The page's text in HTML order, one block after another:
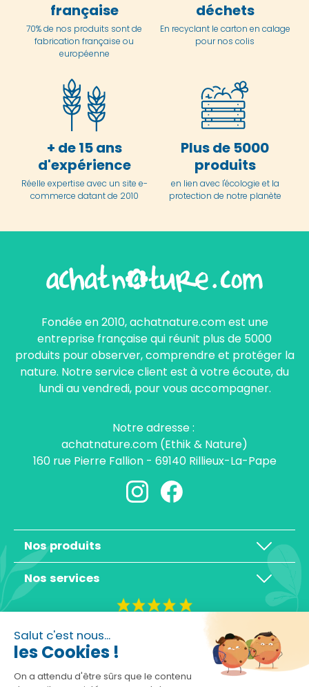
Salut c'est nous...
les Cookies !
On a attendu d'être sûrs que le contenu
française
70% de nos produits sont de
fabrication française ou
européenne
déchets
En recyclant le carton en calage
pour nos colis
+ de 15 ans
d'expérience
Réelle expertise avec un site e-
commerce datant de 2010
Plus de 5000
produits
en lien avec l'écologie et la
protection de notre planète
Fondée en 2010, achatnature.com est une
entreprise française qui réunit plus de 5000
produits pour observer, comprendre et protéger la
nature. Notre service client est à votre écoute, du
lundi au vendredi, pour vous accompagner.
Notre adresse :
achatnature.com (Ethik & Nature)
160 rue Pierre Fallion - 69140 Rillieux-La-Pape
Nos produits
Nos services